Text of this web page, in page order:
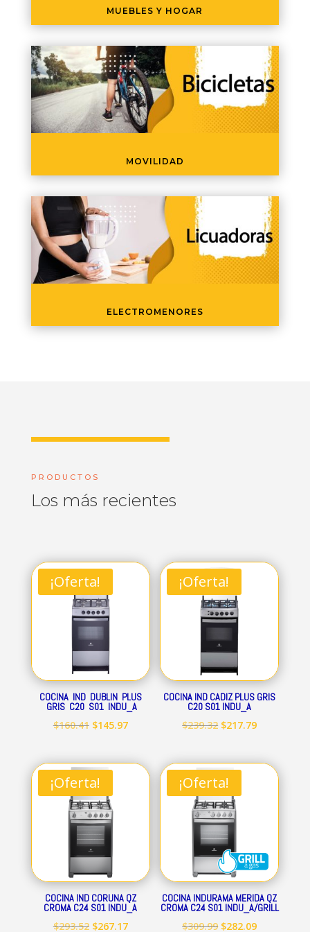
MUEBLES Y HOGAR
MOVILIDAD
ELECTROMENORES
PRODUCTOS
Los más recientes
¡Oferta!
COCINA IND DUBLIN PLUS
GRIS C20 S01 INDU_A
$160.41 El
original
era:
$160.41.
$145.97El
actual
¡Oferta!
COCINA IND CADIZ PLUS GRIS
C20 S01 INDU_A
$239.32 El
original
era:
$239.32.
$217.79El
actual
¡Oferta!
COCINA IND CORUNA QZ
CROMA C24 S01 INDU_A
$293.52 El
$267.17El
¡Oferta!
COCINA INDURAMA MERIDA QZ
CROMA C24 S01 INDU_A/GRILL
$309.99 El
$282.09El